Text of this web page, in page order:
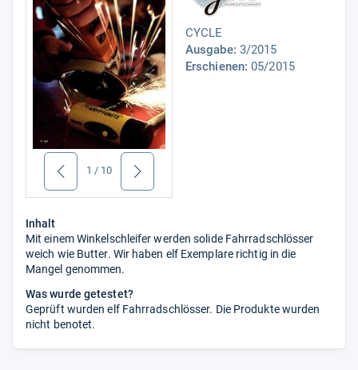
zurück 1 / 10 weiter
CYCLE
Ausgabe: 3/2015
Erschienen: 05/2015
Inhalt
Mit einem Winkelschleifer werden solide Fahrradschlösser
weich wie Butter. Wir haben elf Exemplare richtig in die
Mangel genommen.
Was wurde getestet?
Geprüft wurden elf Fahrradschlösser. Die Produkte wurden
nicht benotet.